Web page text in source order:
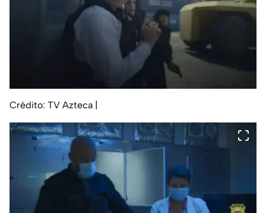
Crédito: TV Azteca |